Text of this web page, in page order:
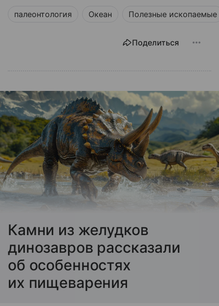
палеонтология Океан Полезные ископаемые
Поделиться
Камни из желудков
динозавров рассказали
об особенностях
их пищеварения